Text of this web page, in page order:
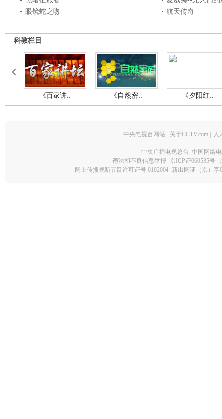
眼镜蛇之吻
航天传奇
科教栏目
《百家讲.. 《自然密.. 《夕阳红..
中央电视台网站 | 关于CCTV.com | 人
中央广播电视总台 中国网络
违法和不良信息举报
京ICP证060535号
网上传播视听节目许可证号 0102004 新出网证（京）